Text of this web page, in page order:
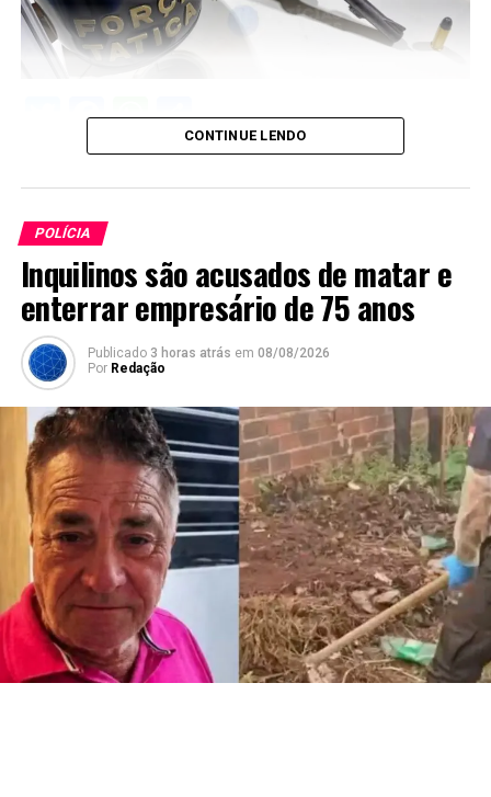
Twitter
Facebook
WhatsApp
Share
CONTINUE LENDO
POLÍCIA
Inquilinos são acusados de matar e
enterrar empresário de 75 anos
Publicado 3 horas atrás em 08/08/2026
Por Redação